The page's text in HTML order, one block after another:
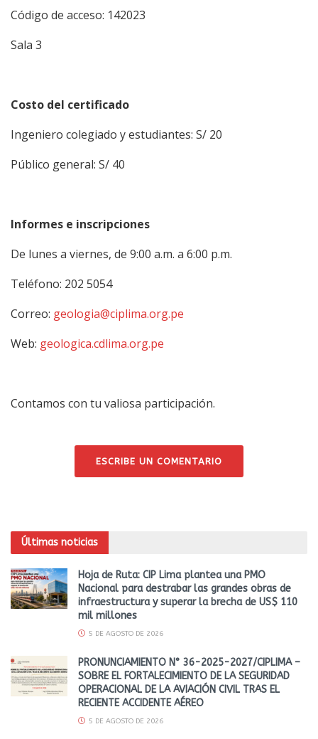
Código de acceso: 142023
Sala 3
Costo del certificado
Ingeniero colegiado y estudiantes: S/ 20
Público general: S/ 40
Informes e inscripciones
De lunes a viernes, de 9:00 a.m. a 6:00 p.m.
Teléfono: 202 5054
Correo: geologia@ciplima.org.pe
Web: geologica.cdlima.org.pe
Contamos con tu valiosa participación.
ESCRIBE UN COMENTARIO
Últimas noticias
Hoja de Ruta: CIP Lima plantea una PMO
Nacional para destrabar las grandes obras de
infraestructura y superar la brecha de US$ 110
mil millones
5 DE AGOSTO DE 2026
PRONUNCIAMIENTO N° 36-2025-2027/CIPLIMA –
SOBRE EL FORTALECIMIENTO DE LA SEGURIDAD
OPERACIONAL DE LA AVIACIÓN CIVIL TRAS EL
RECIENTE ACCIDENTE AÉREO
5 DE AGOSTO DE 2026